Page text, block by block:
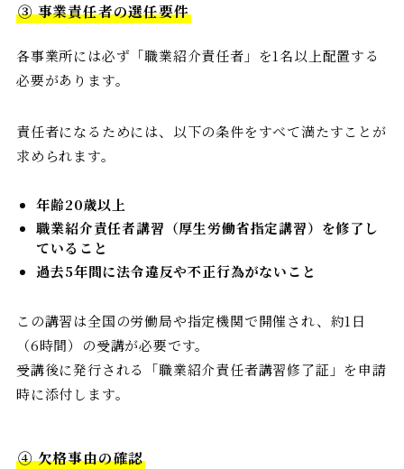
③ 事業責任者の選任要件
各事業所には必ず「職業紹介責任者」を1名以上配置する
必要があります。
責任者になるためには、以下の条件をすべて満たすことが
求められます。
年齢20歳以上
職業紹介責任者講習（厚生労働省指定講習）を修了し
ていること
過去5年間に法令違反や不正行為がないこと
この講習は全国の労働局や指定機関で開催され、約1日
（6時間）の受講が必要です。
受講後に発行される「職業紹介責任者講習修了証」を申請
時に添付します。
④ 欠格事由の確認